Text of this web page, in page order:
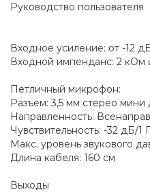
Руководство пользователя
Входное усиление: от -12
Входной импенданс: 2 кОм
Петличный микрофон:
Разъем: 3,5 мм стерео мини
Направленность:
Чувствительность: -32 дБ/1
Макс. уровень звукового
Длина кабеля: 160 см
Выходы